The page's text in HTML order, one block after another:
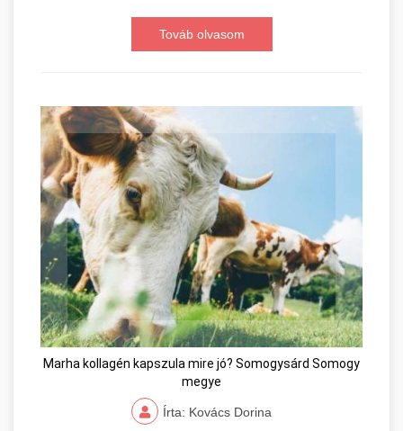
Továb olvasom
Marha kollagén kapszula mire jó? Somogysárd Somogy
megye
Írta: Kovács Dorina